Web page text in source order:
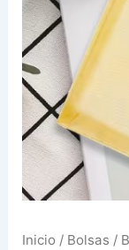
Inicio / Bolsas /